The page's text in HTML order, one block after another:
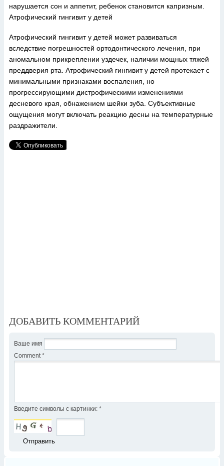
нарушается сон и аппетит, ребенок становится капризным.
Атрофический гингивит у детей
Атрофический гингивит у детей может развиваться
вследствие погрешностей ортодонтического лечения, при
аномальном прикреплении уздечек, наличии мощных тяжей
преддверия рта. Атрофический гингивит у детей протекает с
минимальными признаками воспаления, но
прогрессирующими дистрофическими изменениями
десневого края, обнажением шейки зуба. Субъективные
ощущения могут включать реакцию десны на температурные
раздражители.
ДОБАВИТЬ КОММЕНТАРИЙ
Ваше имя
Comment *
Введите символы с картинки: *